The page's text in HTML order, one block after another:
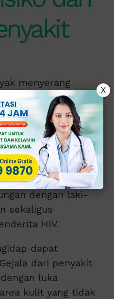
menyerang
sering bergonta-
berhubungan
sifilis juga
yang
sesama
dengan laki-
sekaligus
HIV.
dapat
dari penyakit
luka
kulit yang tidak
X